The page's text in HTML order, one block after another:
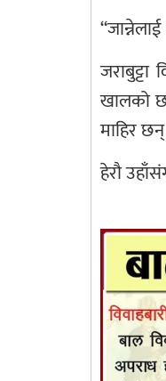
खालको छ
माहिर
हेरौ